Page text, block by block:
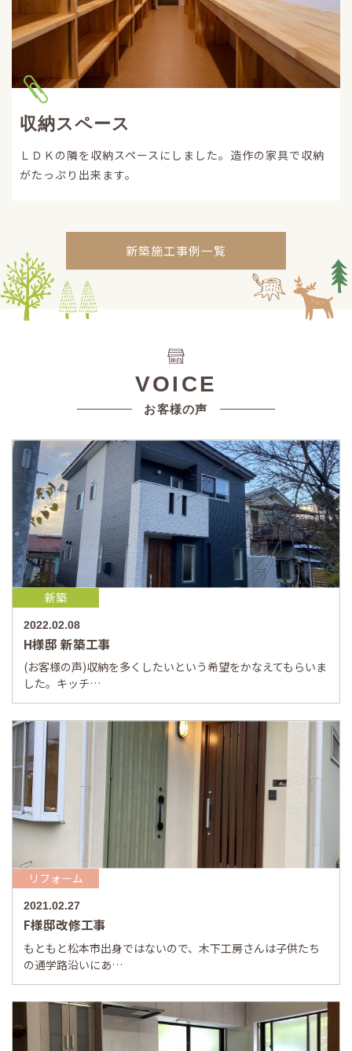
収納スペース
ＬＤＫの隣を収納スペースにしました。造作の家具で収納
がたっぷり出来ます。
新築施工事例一覧
VOICE
お客様の声
新築
2022.02.08
H様邸 新築工事
(お客様の声)収納を多くしたいという希望をかなえてもらいま
した。キッチ…
リフォーム
2021.02.27
F様邸改修工事
もともと松本市出身ではないので、木下工房さんは子供たち
の通学路沿いにあ…